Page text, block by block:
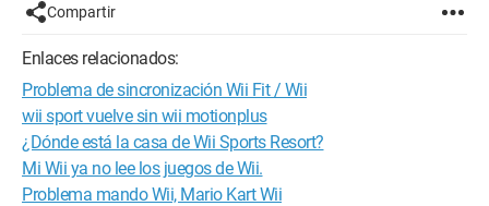
Compartir
Enlaces relacionados:
Problema de sincronización Wii Fit / Wii
wii sport vuelve sin wii motionplus
¿Dónde está la casa de Wii Sports Resort?
Mi Wii ya no lee los juegos de Wii.
Problema mando Wii, Mario Kart Wii